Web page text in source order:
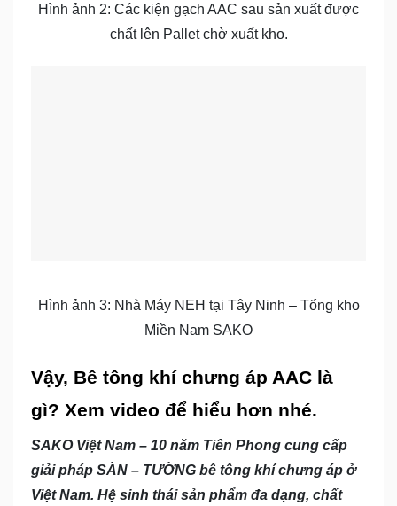
Hình ảnh 2: Các kiện gạch AAC sau sản xuất được
chất lên Pallet chờ xuất kho.
Hình ảnh 3: Nhà Máy NEH tại Tây Ninh – Tổng kho
Miền Nam SAKO
Vậy, Bê tông khí chưng áp AAC là
gì? Xem video để hiểu hơn nhé.
SAKO Việt Nam – 10 năm Tiên Phong cung cấp
giải pháp SÀN – TƯỜNG bê tông khí chưng áp ở
Việt Nam. Hệ sinh thái sản phẩm đa dạng, chất